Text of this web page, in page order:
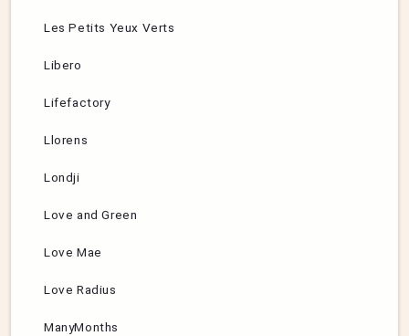
Les Petits Yeux Verts
Libero
Lifefactory
Llorens
Londji
Love and Green
Love Mae
Love Radius
ManyMonths